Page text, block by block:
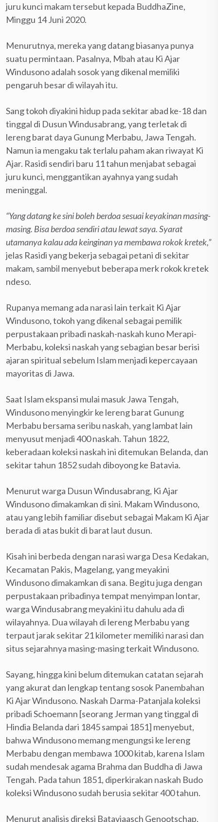
juru kunci makam tersebut kepada BuddhaZine,
Minggu 14 Juni 2020.
Menurutnya, mereka yang datang biasanya punya
suatu permintaan. Pasalnya, Mbah atau Ki Ajar
Windusono adalah sosok yang dikenal memiliki
pengaruh besar di wilayah itu.
Sang tokoh diyakini hidup pada sekitar abad ke-18 dan
tinggal di Dusun Windusabrang, yang terletak di
lereng barat daya Gunung Merbabu, Jawa Tengah.
Namun ia mengaku tak terlalu paham akan riwayat Ki
Ajar. Rasidi sendiri baru 11 tahun menjabat sebagai
juru kunci, menggantikan ayahnya yang sudah
meninggal.
“Yang datang ke sini boleh berdoa sesuai keyakinan masing-
masing. Bisa berdoa sendiri atau lewat saya. Syarat
utamanya kalau ada keinginan ya membawa rokok kretek,”
jelas Rasidi yang bekerja sebagai petani di sekitar
makam, sambil menyebut beberapa merk rokok kretek
ndeso.
Rupanya memang ada narasi lain terkait Ki Ajar
Windusono, tokoh yang dikenal sebagai pemilik
perpustakaan pribadi naskah-naskah kuno Merapi-
Merbabu, koleksi naskah yang sebagian besar berisi
ajaran spiritual sebelum Islam menjadi kepercayaan
mayoritas di Jawa.
Saat Islam ekspansi mulai masuk Jawa Tengah,
Windusono menyingkir ke lereng barat Gunung
Merbabu bersama seribu naskah, yang lambat lain
menyusut menjadi 400 naskah. Tahun 1822,
keberadaan koleksi naskah ini ditemukan Belanda, dan
sekitar tahun 1852 sudah diboyong ke Batavia.
Menurut warga Dusun Windusabrang, Ki Ajar
Windusono dimakamkan di sini. Makam Windusono,
atau yang lebih familiar disebut sebagai Makam Ki Ajar
berada di atas bukit di barat laut dusun.
Kisah ini berbeda dengan narasi warga Desa Kedakan,
Kecamatan Pakis, Magelang, yang meyakini
Windusono dimakamkan di sana. Begitu juga dengan
perpustakaan pribadinya tempat menyimpan lontar,
warga Windusabrang meyakini itu dahulu ada di
wilayahnya. Dua wilayah di lereng Merbabu yang
terpaut jarak sekitar 21 kilometer memiliki narasi dan
situs sejarahnya masing-masing terkait Windusono.
Sayang, hingga kini belum ditemukan catatan sejarah
yang akurat dan lengkap tentang sosok Panembahan
Ki Ajar Windusono. Naskah Darma-Patanjala koleksi
pribadi Schoemann [seorang Jerman yang tinggal di
Hindia Belanda dari 1845 sampai 1851] menyebut,
bahwa Windusono memang mengungsi ke lereng
Merbabu dengan membawa 1000 kitab, karena Islam
sudah mendesak agama Brahma dan Buddha di Jawa
Tengah. Pada tahun 1851, diperkirakan naskah Budo
koleksi Windusono sudah berusia sekitar 400 tahun.
Menurut analisis direksi Bataviaasch Genootschap,